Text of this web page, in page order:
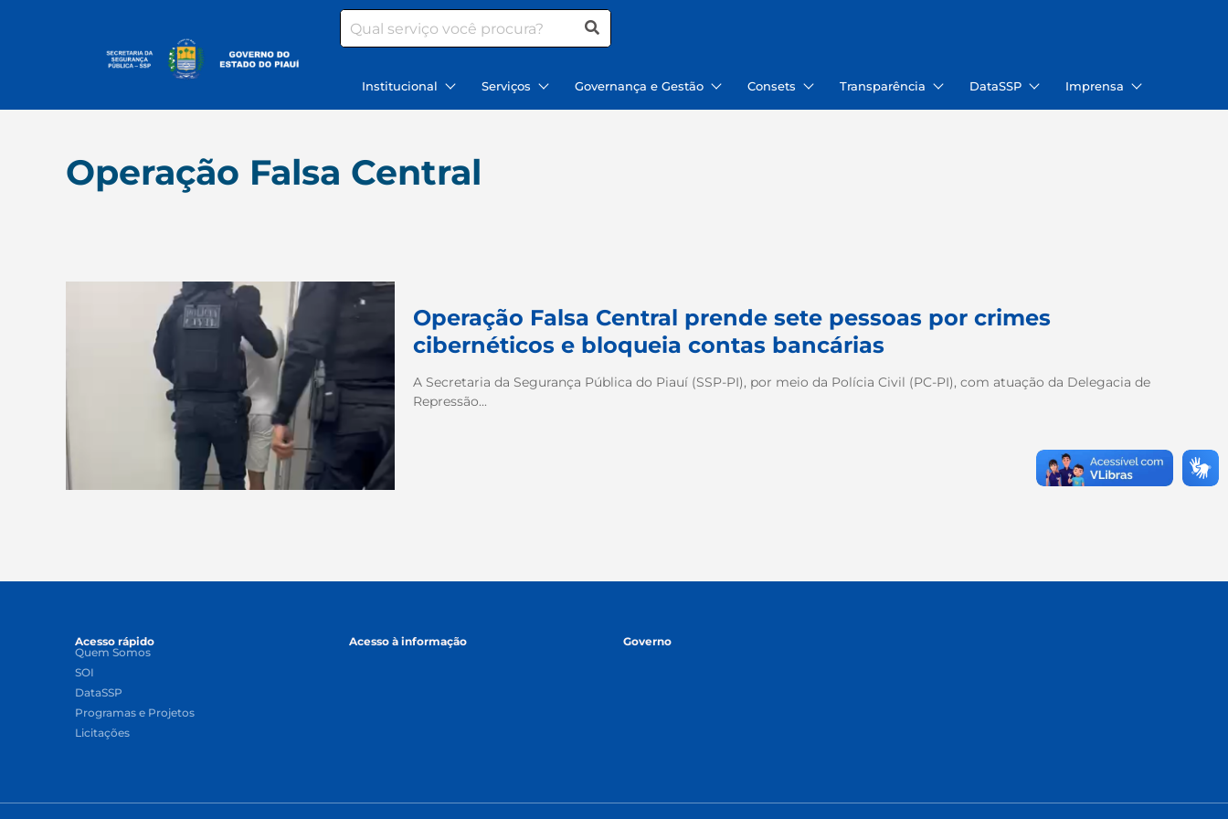
Search
Institucional Serviços Governança e Gestão Consets Transparência DataSSP Imprensa
Operação Falsa Central
Operação Falsa Central prende sete pessoas por crimes
cibernéticos e bloqueia contas bancárias
A Secretaria da Segurança Pública do Piauí (SSP-PI), por meio da Polícia Civil (PC-PI), com atuação da Delegacia de
Repressão...
Acesso rápido
Quem Somos
SOI
DataSSP
Programas e Projetos
Licitações
Acesso à informação Governo